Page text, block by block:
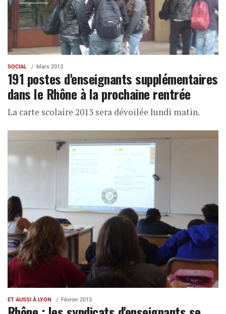
SOCIAL Mars 2013
191 postes d'enseignants supplémentaires
dans le Rhône à la prochaine rentrée
La carte scolaire 2013 sera dévoilée lundi matin.
ET AUSSI À LYON Février 2013